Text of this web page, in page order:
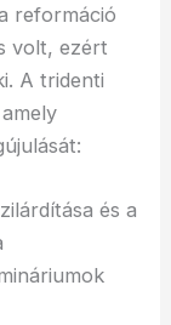
reformáció
volt, ezért
A tridenti
és a